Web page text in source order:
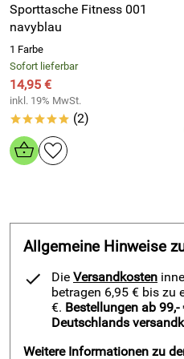
Profitiere von dem robusten
für lange Nutzung und
Trage die Tasche entspannt
Schulterriemen mit
Packe deine Ausrüstung
großzügige Größe mit viel
Setze auf ein starkes Preis-
nutze Qualität ohne
Erhalte eine
Fahrten zum Training und
zu deiner Ausrüstung passt.
Starte dein Training mit der
und nutze den großen
Trinkflasche. Spüre den
Sporttasche Fitness 001
navyblau
1 Farbe
Sofort lieferbar
14,95 €
inkl. 19% MwSt.
***** (2)
Allgemeine Hinweise
Die Versandkosten
betragen 6,95 € bis zu
€. Bestellungen ab
Deutschlands
Weitere Informationen zu